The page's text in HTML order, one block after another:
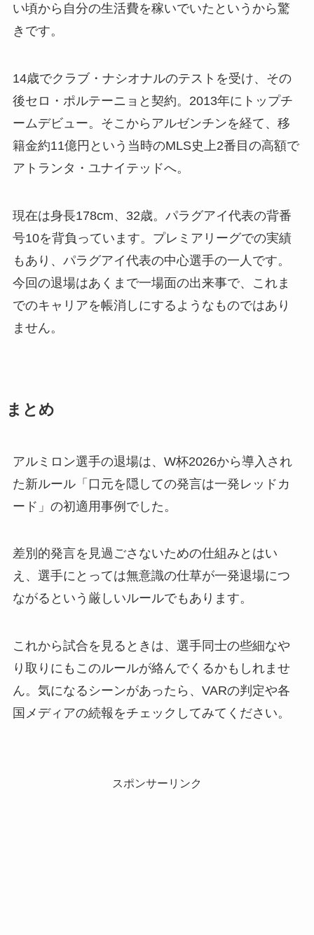
い頃から自分の生活費を稼いでいたというから驚
きです。
14歳でクラブ・ナシオナルのテストを受け、その
後セロ・ポルテーニョと契約。2013年にトップチ
ームデビュー。そこからアルゼンチンを経て、移
籍金約11億円という当時のMLS史上2番目の高額で
アトランタ・ユナイテッドへ。
現在は身長178cm、32歳。パラグアイ代表の背番
号10を背負っています。プレミアリーグでの実績
もあり、パラグアイ代表の中心選手の一人です。
今回の退場はあくまで一場面の出来事で、これま
でのキャリアを帳消しにするようなものではあり
ません。
まとめ
アルミロン選手の退場は、W杯2026から導入され
た新ルール「口元を隠しての発言は一発レッドカ
ード」の初適用事例でした。
差別的発言を見過ごさないための仕組みとはい
え、選手にとっては無意識の仕草が一発退場につ
ながるという厳しいルールでもあります。
これから試合を見るときは、選手同士の些細なや
り取りにもこのルールが絡んでくるかもしれませ
ん。気になるシーンがあったら、VARの判定や各
国メディアの続報をチェックしてみてください。
スポンサーリンク